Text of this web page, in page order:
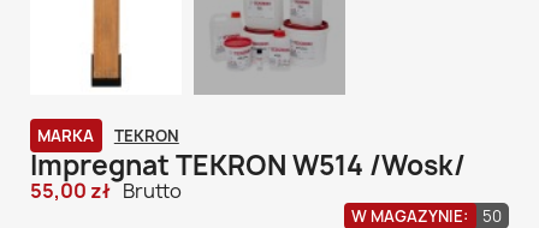
MARKA TEKRON
Impregnat TEKRON W514 /Wosk/
55,00 zł Brutto
W MAGAZYNIE: 50